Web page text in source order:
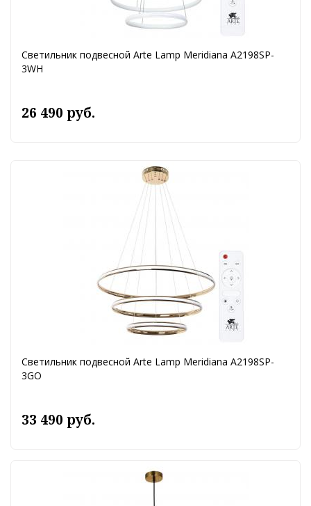
Светильник подвесной Arte Lamp Meridiana A2198SP-
3WH
26 490 руб.
Светильник подвесной Arte Lamp Meridiana A2198SP-
3GO
33 490 руб.